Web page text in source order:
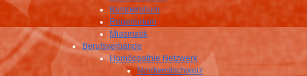
Kompendium
Repertorium
Miasmatik
Berufsverbände
Homöopathie Netzwerk
Nordwestschweiz